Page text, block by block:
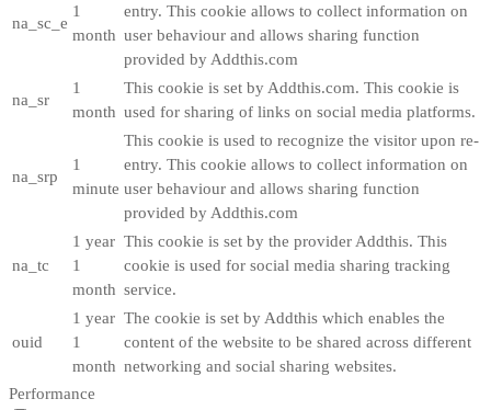
na_sc_e
1
month
entry. This cookie allows to collect information on
user behaviour and allows sharing function
provided by Addthis.com
na_sr
1
month
This cookie is set by Addthis.com. This cookie is
used for sharing of links on social media platforms.
na_srp
1
minute
This cookie is used to recognize the visitor upon re-
entry. This cookie allows to collect information on
user behaviour and allows sharing function
provided by Addthis.com
na_tc
1 year
1
month
This cookie is set by the provider Addthis. This
cookie is used for social media sharing tracking
service.
ouid
1 year
1
month
The cookie is set by Addthis which enables the
content of the website to be shared across different
networking and social sharing websites.
Performance